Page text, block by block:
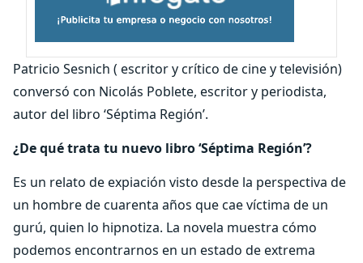
Patricio Sesnich ( escritor y crítico de cine y televisión)
conversó con Nicolás Poblete, escritor y periodista,
autor del libro ‘Séptima Región’.
¿De qué trata tu nuevo libro ‘Séptima Región’?
Es un relato de expiación visto desde la perspectiva de
un hombre de cuarenta años que cae víctima de un
gurú, quien lo hipnotiza. La novela muestra cómo
podemos encontrarnos en un estado de extrema